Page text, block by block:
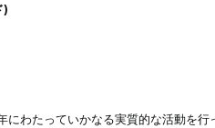
)
にわたっていかなる実質的な活動を